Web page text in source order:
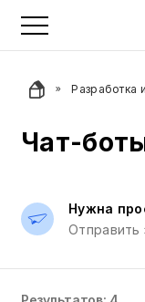
Разработка
Чат-
Нужна
Отправить